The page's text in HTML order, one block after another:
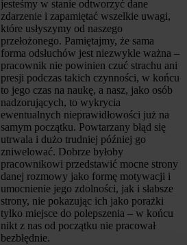
jesteśmy w stanie odtworzyć dane
zdarzenie i zapamiętać wszelkie uwagi,
które usłyszymy od naszego
przełożonego. Pamiętajmy, że sama
forma odsłuchów jest niezwykle ważna –
pracownik nie powinien czuć strachu ani
presji podczas takich czynności, w końcu
to jego czas na naukę, a nasz, jako osób
nadzorujących, to wykrycia
ewentualnych nieprawidłowości już na
samym początku. Powtarzany błąd się
utrwala i dużo trudniej później go
zniwelować. Dobrze byłoby
pracownikowi przedstawić mocne strony
danej rozmowy jako formę motywacji i
umocnienie jego zdolności, jak i słabsze
strony, nie pokazując ich jako porażki
tylko miejsce do polepszenia – w końcu
nikt z nas od początku nie pracował
bezbłędnie.